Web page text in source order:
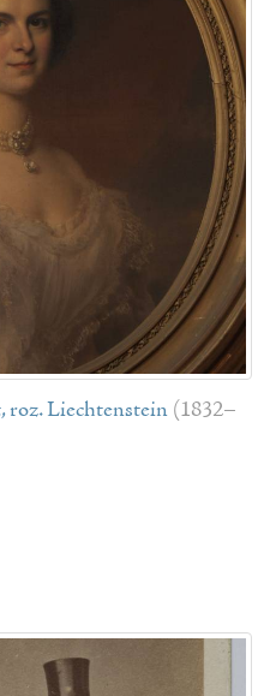
roz. Liechtenstein (1832–